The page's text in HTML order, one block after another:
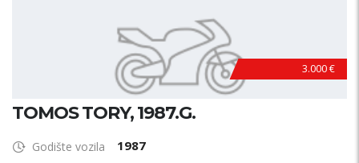
3.000 €
TOMOS TORY, 1987.G.
Godište vozila 1987